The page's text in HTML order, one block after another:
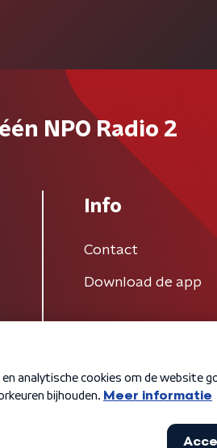
NPO Radio 2
Info
Contact
Download de app